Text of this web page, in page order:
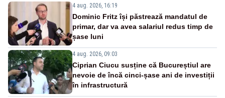
4 aug. 2026, 16:19
Dominic Fritz își păstrează mandatul de
primar, dar va avea salariul redus timp de
șase luni
4 aug. 2026, 09:03
Ciprian Ciucu susține că Bucureștiul are
nevoie de încă cinci-șase ani de investiții
în infrastructură